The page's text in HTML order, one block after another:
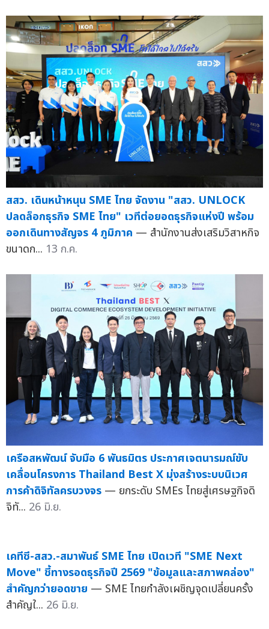
สสว. เดินหน้าหนุน SME ไทย จัดงาน "สสว. UNLOCK
ปลดล็อกธุรกิจ SME ไทย" เวทีต่อยอดธุรกิจแห่งปี พร้อม
ออกเดินทางสัญจร 4 ภูมิภาค — สำนักงานส่งเสริมวิสาหกิจ
ขนาดก... 13 ก.ค.
เครือสหพัฒน์ จับมือ 6 พันธมิตร ประกาศเจตนารมณ์ขับ
เคลื่อนโครงการ Thailand Best X มุ่งสร้างระบบนิเวศ
การค้าดิจิทัลครบวงจร — ยกระดับ SMEs ไทยสู่เศรษฐกิจดิ
จิทั... 26 มิ.ย.
เคทีซี-สสว.-สมาพันธ์ SME ไทย เปิดเวที "SME Next
Move" ชี้ทางรอดธุรกิจปี 2569 "ข้อมูลและสภาพคล่อง"
สำคัญกว่ายอดขาย — SME ไทยกำลังเผชิญจุดเปลี่ยนครั้ง
สำคัญใ... 26 มิ.ย.